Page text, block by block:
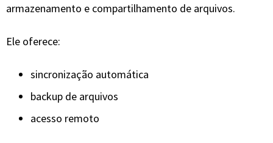
armazenamento e compartilhamento de arquivos.
Ele oferece:
sincronização automática
backup de arquivos
acesso remoto